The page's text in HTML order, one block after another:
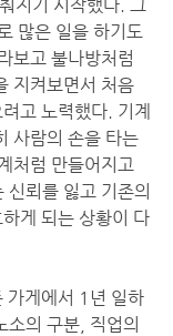
지기 시작했다. 그
많은 일을 하기도
보고 불나방처럼
지켜보면서 처음
고 노력했다. 기계
사람의 손을 타는
처럼 만들어지고
뢰를 잃고 기존의
게 되는 상황이 다
가게에서 1년 일하
소의 구분, 직업의